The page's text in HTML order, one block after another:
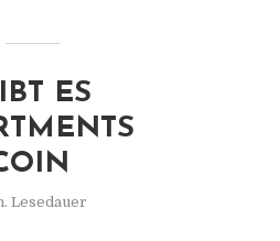
ES
Lesedauer